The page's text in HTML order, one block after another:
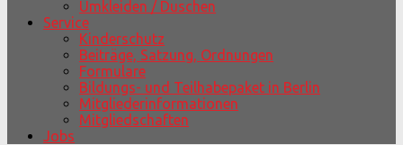
Umkleiden / Duschen
Service
Kinderschutz
Beiträge, Satzung, Ordnungen
Formulare
Bildungs- und Teilhabepaket in Berlin
Mitgliederinformationen
Mitgliedschaften
Jobs